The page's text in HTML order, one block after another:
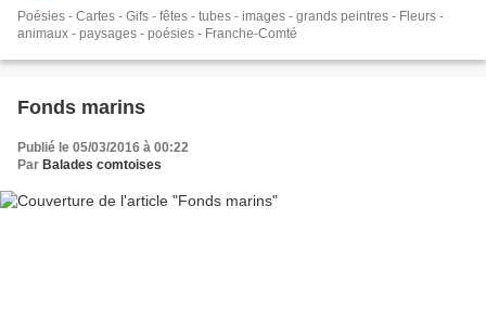
Poésies - Cartes - Gifs - fêtes - tubes - images - grands peintres - Fleurs -
animaux - paysages - poésies - Franche-Comté
Fonds marins
Publié le 05/03/2016 à 00:22
Par Balades comtoises